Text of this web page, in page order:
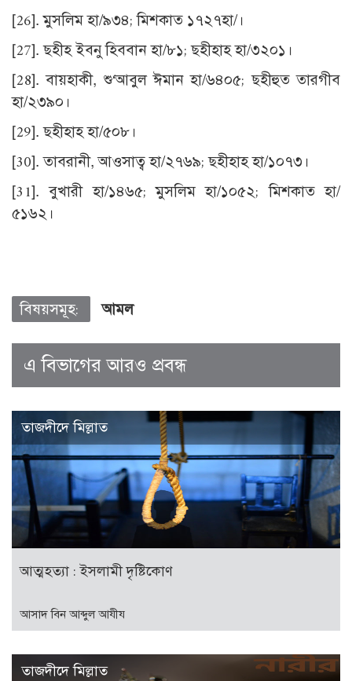
[26]. মুসলিম হা/৯৩৪; মিশকাত ১৭২৭হা/।
[27]. ছহীহ ইবনু হিববান হা/৮১; ছহীহাহ হা/৩২০১।
[28]. বায়হাকী, শু‘আবুল ঈমান হা/৬৪০৫; ছহীহুত তারগীব
হা/২৩৯০।
[29]. ছহীহাহ হা/৫০৮।
[30]. তাবরানী, আওসাত্ব হা/২৭৬৯; ছহীহাহ হা/১০৭৩।
[31]. বুখারী হা/১৪৬৫; মুসলিম হা/১০৫২; মিশকাত হা/
৫১৬২।
বিষয়সমূহ: আমল
এ বিভাগের আরও প্রবন্ধ
তাজদীদে মিল্লাত
আত্মহত্যা : ইসলামী দৃষ্টিকোণ
আসাদ বিন আব্দুল আযীয
তাজদীদে মিল্লাত